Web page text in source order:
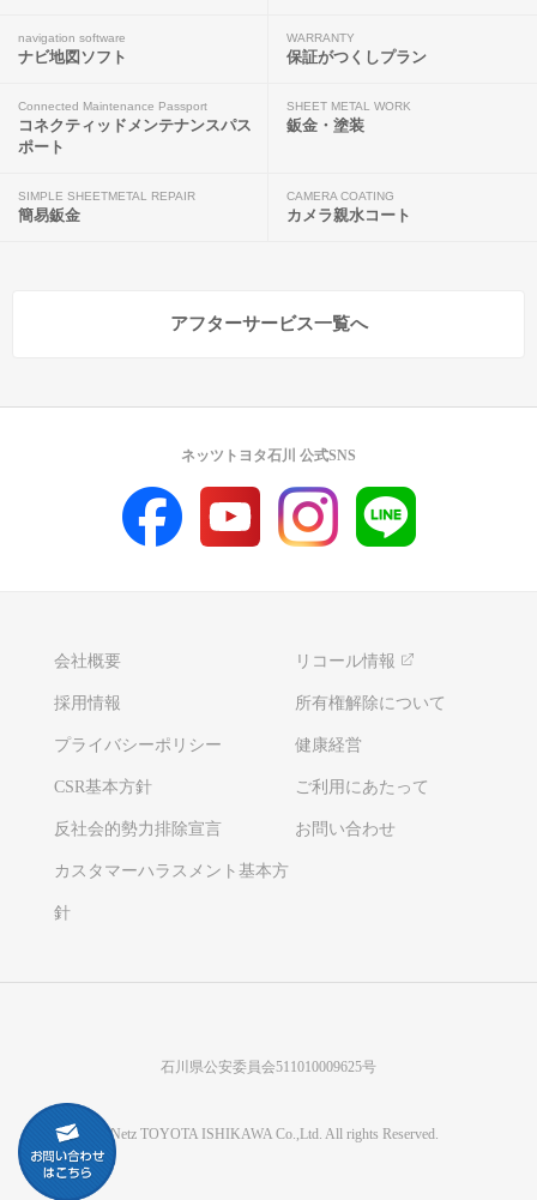
navigation software
ナビ地図ソフト
WARRANTY
保証がつくしプラン
Connected Maintenance Passport
コネクティッドメンテナンスパス
ポート
SHEET METAL WORK
鈑金・塗装
SIMPLE SHEETMETAL REPAIR
簡易鈑金
CAMERA COATING
カメラ親水コート
アフターサービス一覧へ
会社概要 リコール情報
採用情報 所有権解除について
プライバシーポリシー 健康経営
CSR基本方針 ご利用にあたって
反社会的勢力排除宣言 お問い合わせ
カスタマーハラスメント基本方
針
ネッツトヨタ石川 公式SNS
石川県公安委員会511010009625号
©Netz TOYOTA ISHIKAWA Co.,Ltd. All rights Reserved.